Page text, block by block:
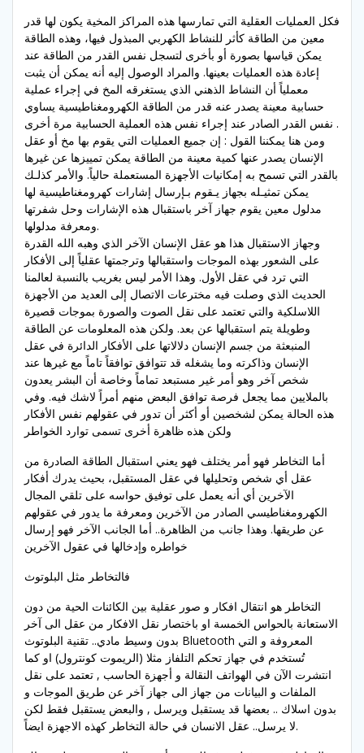
فكل العمليات العقلية التي تمارسها هذه المراكز المخية يكون لها قدر
معين من الطاقة كأثر للنشاط الكهربي المبذول فيها، وهذه الطاقة
يمكن قياسها بصورة أو بأخرى لتسجل نفس القدر من الطاقة عند
إعادة هذه العمليات بعينها. والمراد الوصول إليه أنه يمكن أن يثبت
معملياً أن النشاط الذهني الذي يستغرقه المخ في إجراء عملية
حسابية معينة يصدر عنه قدر من الطاقة الكهرومغناطيسية يساوي
نفس القدر الصادر عند إجراء نفس هذه العملية الحسابية مرة أخرى .
ومن هنا يمكننا القول : إن جميع العمليات التي يقوم بها مخ أو عقل
الإنسان يصدر عنها كمية معينة من الطاقة يمكن تمييزها عن غيرها
بالقدر التي تسمح به إمكانيات الأجهزة المستعملة حالياً. والأمر كذلـك
يمكن تمثيـله بجهاز يـقوم بـإرسال إشارات كهرومغناطيسية لها
مدلول معين يقوم جهاز آخر باستقبال هذه الإشارات وحل شفرتها
ومعرفة مدلولها.
وجهاز الاستقبال هذا هو عقل الإنسان الآخر الذي وهبه الله القدرة
على الشعور بهذه الموجات واستقبالها وترجمتها عقلياً إلى الأفكار
التي ترد في عقل الأول. وهذا الأمر ليس بغريب بالنسبة لعالمنا
الحديث الذي وصلت فيه مخترعات الاتصال إلى العديد من الأجهزة
اللاسلكية والتي تعتمد على نقل الصوت والصورة بموجات قصيرة
وطويلة يتم استقبالها عن بعد. ولكن هذه المعلومات عن الطاقة
المنبعثة من جسم الإنسان دلالاتها على الأفكار الدائرة في عقل
الإنسان وذاكرته وما يشغله قد تتوافق توافقاً تاماً مع غيرها عند
شخص آخر وهو أمر غير مستبعد تماماً وخاصة أن البشر يعدون
بالملايين مما يجعل فرصة توافق البعض منهم أمراً لاشك فيه. وفي
هذه الحالة يمكن لشخصين أو أكثر أن تدور في عقولهم نفس الأفكار
ولكن هذه ظاهرة أخرى تسمى توارد الخواطر
أما التخاطر فهو أمر يختلف فهو يعني استقبال الطاقة الصادرة من
عقل أي شخص وتحليلها في عقل المستقبل، بحيث يدرك أفكار
الآخرين أي أنه يعمل على توفيق حواسه على تلقي المجال
الكهرومغناطيسي الصادر من الآخرين ومعرفة ما يدور في عقولهم
عن طريقها. وهذا جانب من الظاهرة.. أما الجانب الآخر فهو إرسال
خواطره وإدخالها في عقول الآخرين
فالتخاطر مثل البلوتوث
التخاطر هو انتقال افكار و صور عقلية بين الكائنات الحية من دون
الاستعانة بالحواس الخمسة او باختصار نقل الافكار من عقل الى آخر
بدون وسيط مادي.. تقنية البلوتوث Bluetooth المعروفة و التي
تُستخدم في جهاز تحكم التلفاز مثلا (الريموت كونترول) او كما
انتشرت الآن في الهواتف النقالة و أجهزة الحاسب , تعتمد على نقل
الملفات و البيانات من جهاز الى جهاز آخر عن طريق الموجات و
بدون اسلاك .. بعضها قد يستقبل ويرسل , والبعض يستقبل فقط لكن
لا يرسل.. عقل الانسان في حالة التخاطر كهذه الاجهزة ايضاً.